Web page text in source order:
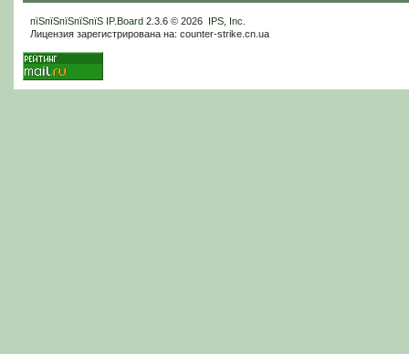
пїЅпїЅпїЅпїЅпїЅ IP.Board2.3.6 © 2026 IPS, Inc
Лицензия зарегистрирована на: counter-strike.cn.ua